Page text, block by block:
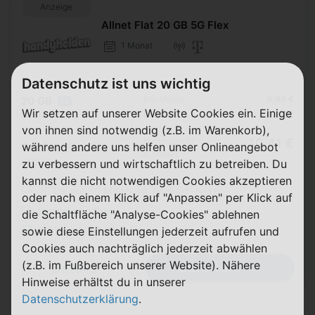
Anzeige
Allnet Flat 20 GB 5G Flex
1 Monat
50 Mbit/s max.
Telefon-Flat
SMS-Flat
Einmalig
9,99 €
Durchschnitt
p. Monat
10,41 €
20 GB mit 50 Mbit/s im Telekom-Netz
flexibel kündbar
9,99 € dauerhafter Preis
Details Zum Tarif
Datenschutz ist uns wichtig
Wir setzen auf unserer Website Cookies ein. Einige
von ihnen sind notwendig (z.B. im Warenkorb),
während andere uns helfen unser Onlineangebot
zu verbessern und wirtschaftlich zu betreiben. Du
kannst die nicht notwendigen Cookies akzeptieren
oder nach einem Klick auf "Anpassen" per Klick auf
die Schaltfläche "Analyse-Cookies" ablehnen
sowie diese Einstellungen jederzeit aufrufen und
Cookies auch nachträglich jederzeit abwählen
(z.B. im Fußbereich unserer Website). Nähere
Hinweise erhältst du in unserer
Datenschutzerklärung.